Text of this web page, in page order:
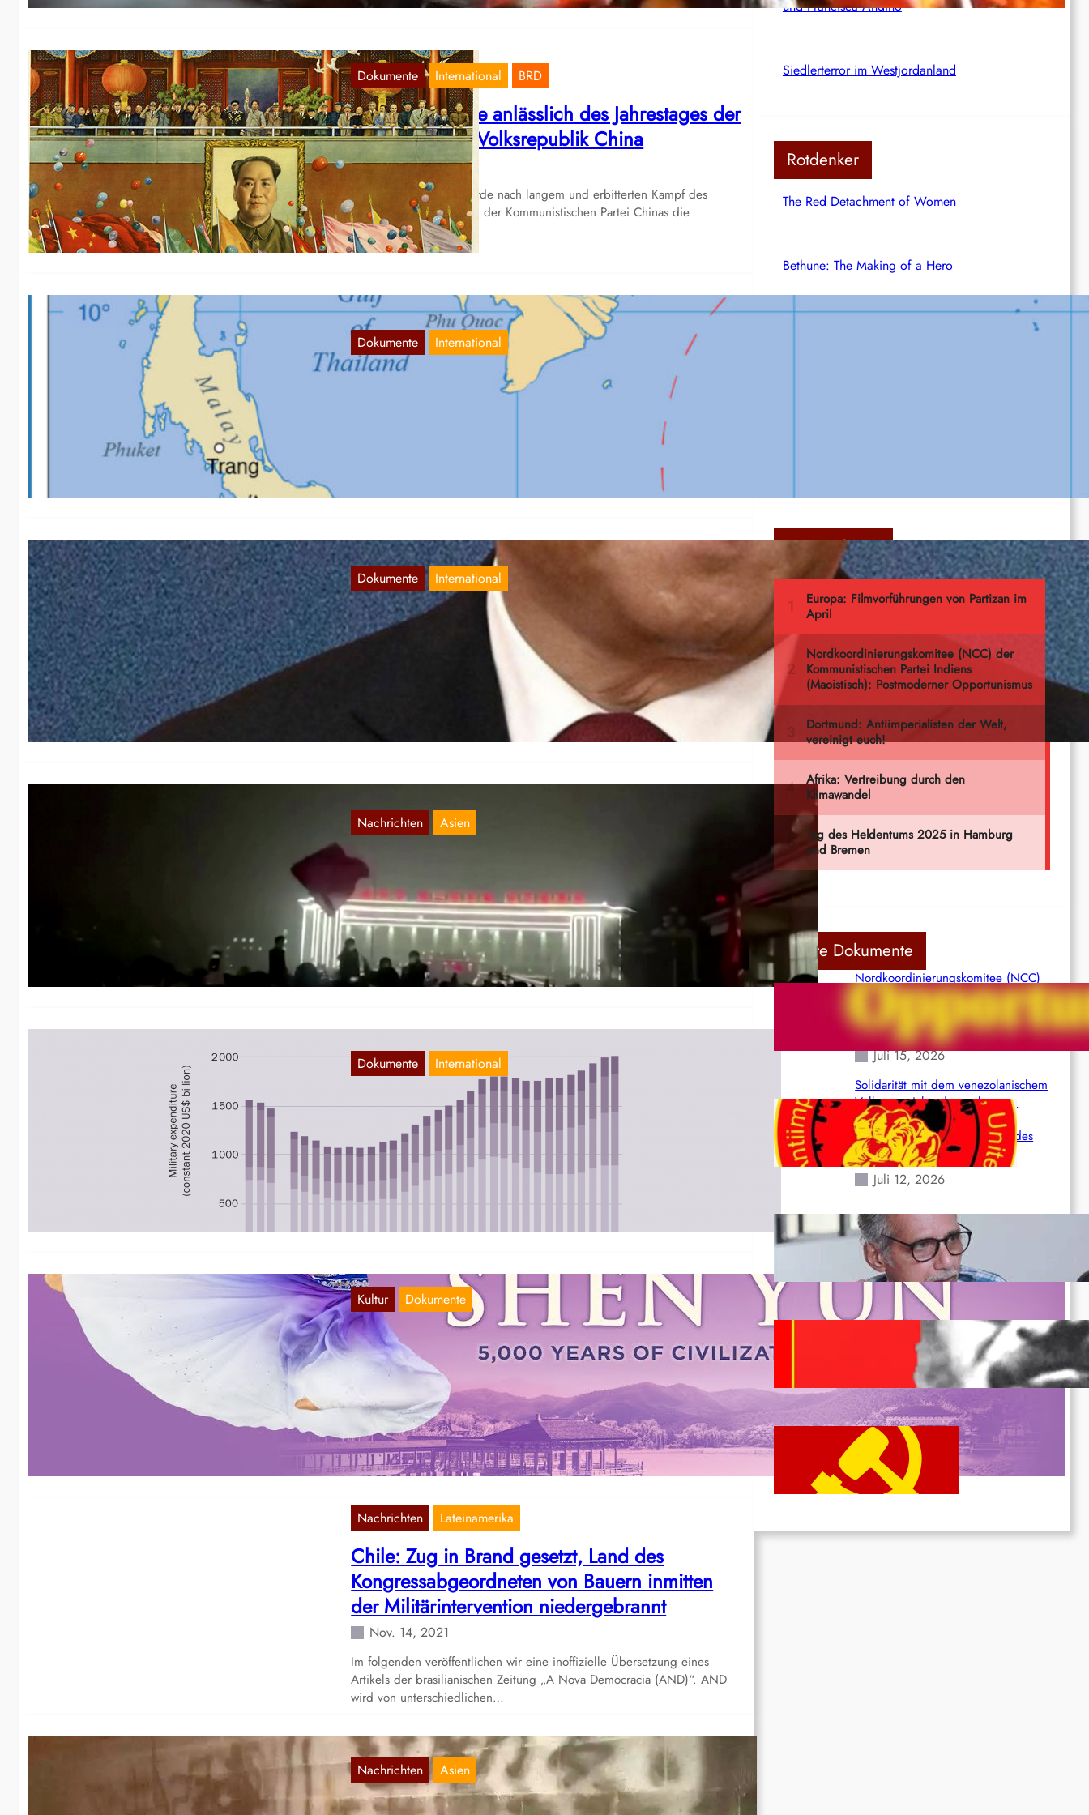
Dokumente International BRD
Zwei Dokumente anlässlich des Jahrestages der
Gründung der Volksrepublik China
Okt. 1, 2024
Heute vor 75 Jahren wurde nach langem und erbitterten Kampf des
chinesischen Volkes und der Kommunistischen Partei Chinas die
Volksrepublik…
Dokumente International
Kriegsspiele im Südchinesischen Meer
Wir publizieren eine inoffizielle Übersetzung eines Artikels von The Red
Dokumente International
Chinesische Ballons über Amerika
Feb. 18, 2023
In den letzten zwei Wochen gab es mehrere Meldungen darüber, dass
chinesische Spionageballons über Nord- und Südamerika gesichtet
Nachrichten Asien
Massenkämpfe und Aufstände in China
Nov. 29, 2022
Vergangene Woche ist in China wieder eine Welle an Massenprotesten
gegen die Ausbeutung und Unterdrückung durch den chinesischen
Revisionismus losgebrochen,…
Dokumente International
Weltweite Militärausgaben in 2021 so hoch wie
noch nie
Apr. 26, 2022
Die weltweiten Ausgaben für Rüstung und Militär haben im vergangenen
Jahr 2021 einen neuen Höchststand erreicht. 2,1 Billionen Dollar gaben…
Kultur Dokumente
„China vor dem Kommunismus“: Nur singen
und tanzen?
Apr. 3, 2022
Ob analog oder digital, der Werbeoffensive für das international
aufgeführte Musical „Shen Yun“ konnte man in den letzten Wochen
kaum…
Nachrichten Lateinamerika
Chile: Zug in Brand gesetzt, Land des
Kongressabgeordneten von Bauern inmitten
der Militärintervention niedergebrannt
Nov. 14, 2021
Im folgenden veröffentlichen wir eine inoffizielle Übersetzung eines
Artikels der brasilianischen Zeitung „A Nova Democracia (AND)“. AND
wird von unterschiedlichen…
Nachrichten Asien
China: Malung zum 100. Jahrestag der
und Francisca Andino
Siedlerterror im Westjordanland
Rotdenker
The Red Detachment of Women
Bethune: The Making of a Hero
Meistgelesen
Letzte Dokumente
Nordkoordinierungskomitee (NCC)
der Kommunistischen Partei Indiens
(Maoistisch): Postmoderner
Opportunismus
Juli 15, 2026
Solidarität mit dem venezolanischem
Volk angesichts der verlorenen
Leben und der katastrophalen
Situation durch die Erdbeben des
24. Juni!
Juli 12, 2026
Indien: „Die Politik der Kapitulation“
von K. Murali (Ajith)
Juli 1, 2026
Vorsitzender Gonzalo: Gebt das
Leben für die Partei und die
Revolution!
Juni 19, 2026
Beschluss des ZK der KPP zum Tag
des Heldentums
Juni 19, 2026